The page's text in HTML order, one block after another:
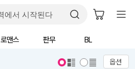
로맨스 판무 BL
옵션